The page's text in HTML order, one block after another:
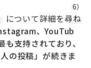
6）
について詳細を尋ね
、YouTub
支持されており、
の投稿」が続きま